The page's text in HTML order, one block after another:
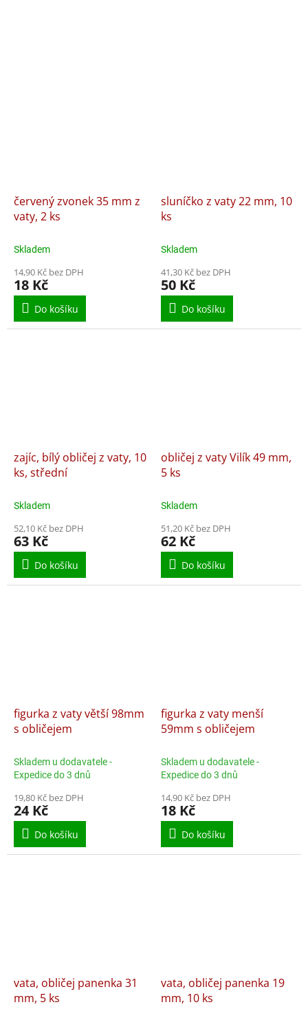
červený zvonek 35 mm z
vaty, 2 ks
Skladem
14,90 Kč bez DPH
18 Kč
Do košíku
sluníčko z vaty 22 mm, 10
ks
Skladem
41,30 Kč bez DPH
50 Kč
Do košíku
zajíc, bílý obličej z vaty, 10
ks, střední
Skladem
52,10 Kč bez DPH
63 Kč
Do košíku
obličej z vaty Vilík 49 mm,
5 ks
Skladem
51,20 Kč bez DPH
62 Kč
Do košíku
figurka z vaty větší 98mm
s obličejem
Skladem u dodavatele -
Expedice do 3 dnů
19,80 Kč bez DPH
24 Kč
Do košíku
figurka z vaty menší
59mm s obličejem
Skladem u dodavatele -
Expedice do 3 dnů
14,90 Kč bez DPH
18 Kč
Do košíku
vata, obličej panenka 31
mm, 5 ks
vata, obličej panenka 19
mm, 10 ks